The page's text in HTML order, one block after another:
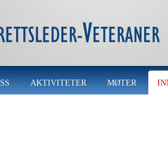
AKTIVITETER MØTER